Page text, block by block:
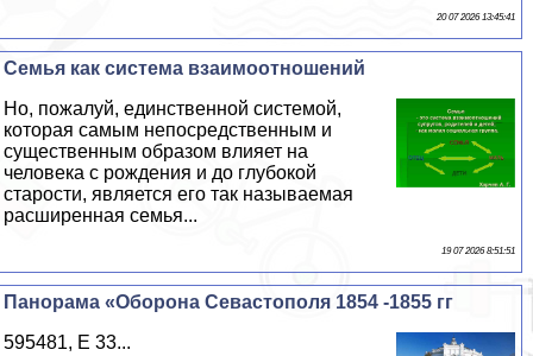
20 07 2026 13:45:41
Семья как система взаимоотношений
Но, пожалуй, единственной системой,
которая самым непосредственным и
существенным образом влияет на
человека с рождения и до глубокой
старости, является его так называемая
расширенная семья...
19 07 2026 8:51:51
Панорама «Оборона Севастополя 1854 -1855 гг
595481, E 33...